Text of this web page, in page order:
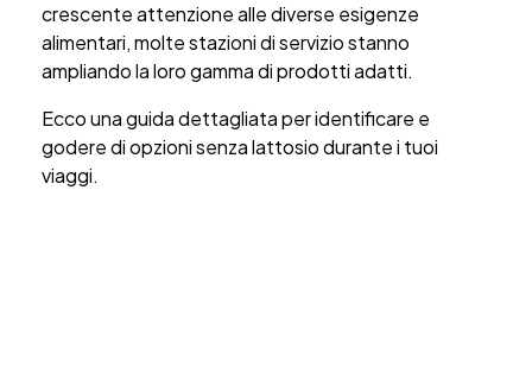
crescente attenzione alle diverse esigenze
alimentari, molte stazioni di servizio stanno
ampliando la loro gamma di prodotti adatti.
Ecco una guida dettagliata per identificare e
godere di opzioni senza lattosio durante i tuoi
viaggi.